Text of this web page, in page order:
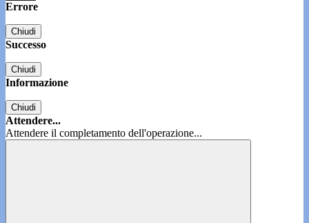
Errore
Chiudi
Successo
Chiudi
Informazione
Chiudi
Attendere...
Attendere il completamento dell'operazione...